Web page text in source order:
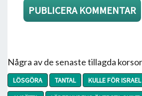
Några av de senaste tillagda
LÖSGÖRA TANTAL KULLE FÖR ISRAEL